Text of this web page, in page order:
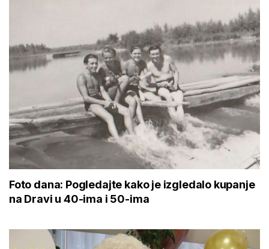
Foto dana: Pogledajte kako je izgledalo kupanje
na Dravi u 40-ima i 50-ima